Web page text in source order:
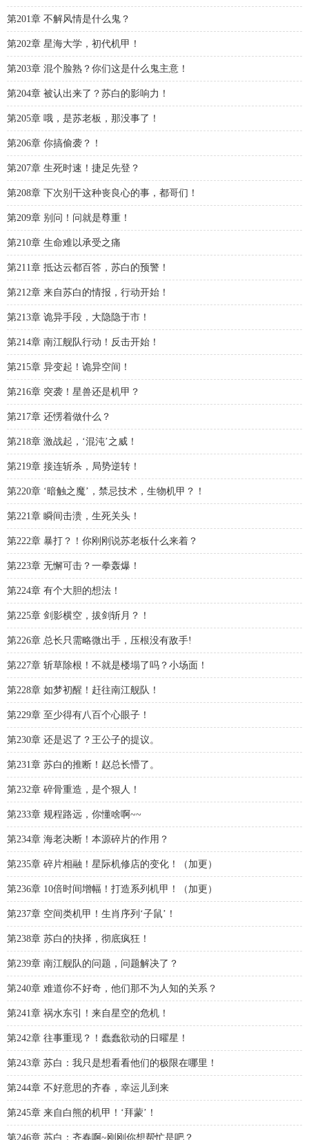
第201章 不解风情是什么鬼？
第202章 星海大学，初代机甲！
第203章 混个脸熟？你们这是什么鬼主意！
第204章 被认出来了？苏白的影响力！
第205章 哦，是苏老板，那没事了！
第206章 你搞偷袭？！
第207章 生死时速！捷足先登？
第208章 下次别干这种丧良心的事，都哥们！
第209章 别问！问就是尊重！
第210章 生命难以承受之痛
第211章 抵达云都百答，苏白的预警！
第212章 来自苏白的情报，行动开始！
第213章 诡异手段，大隐隐于市！
第214章 南江舰队行动！反击开始！
第215章 异变起！诡异空间！
第216章 突袭！星兽还是机甲？
第217章 还愣着做什么？
第218章 激战起，‘混沌’之威！
第219章 接连斩杀，局势逆转！
第220章 ‘暗触之魔’，禁忌技术，生物机甲？！
第221章 瞬间击溃，生死关头！
第222章 暴打？！你刚刚说苏老板什么来着？
第223章 无懈可击？一拳轰爆！
第224章 有个大胆的想法！
第225章 剑影横空，拔剑斩月？！
第226章 总长只需略微出手，压根没有敌手!
第227章 斩草除根！不就是楼塌了吗？小场面！
第228章 如梦初醒！赶往南江舰队！
第229章 至少得有八百个心眼子！
第230章 还是迟了？王公子的提议。
第231章 苏白的推断！赵总长懵了。
第232章 碎骨重造，是个狠人！
第233章 规程路远，你懂啥啊~~
第234章 海老决断！本源碎片的作用？
第235章 碎片相融！星际机修店的变化！（加更）
第236章 10倍时间增幅！打造系列机甲！（加更）
第237章 空间类机甲！生肖序列‘子鼠’！
第238章 苏白的抉择，彻底疯狂！
第239章 南江舰队的问题，问题解决了？
第240章 难道你不好奇，他们那不为人知的关系？
第241章 祸水东引！来自星空的危机！
第242章 往事重现？！蠢蠢欲动的日曜星！
第243章 苏白：我只是想看看他们的极限在哪里！
第244章 不好意思的齐春，幸运儿到来
第245章 来自白熊的机甲！‘拜蒙’！
第246章 苏白：齐春啊~刚刚你想帮忙是吧？